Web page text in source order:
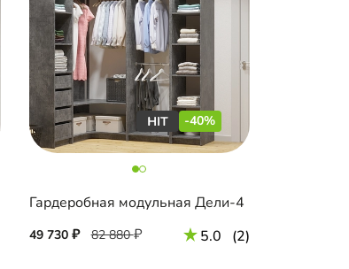
-40%
Гардеробная модульная Дели-4
49 730 82 880 5.0 (2)